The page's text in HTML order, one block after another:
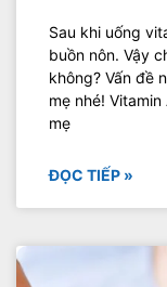
Sau khi uống
buồn nôn. Vậy
không? Vấn đề
mẹ nhé!
mẹ
ĐỌC TIẾP »